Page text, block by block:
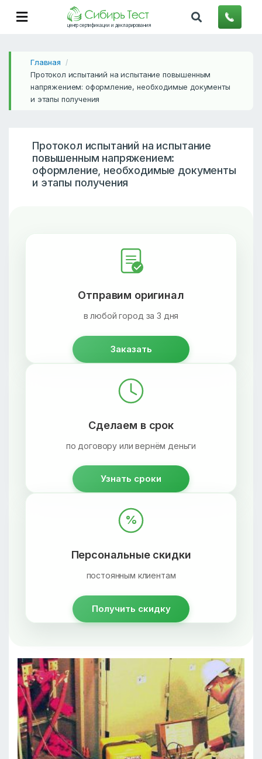
центр сертификации и декларирования
Главная /
Протокол испытаний на испытание повышенным
напряжением: оформление, необходимые документы
и этапы получения
Протокол испытаний на испытание
повышенным напряжением:
оформление, необходимые документы
и этапы получения
Отправим оригинал
в любой город за 3 дня
Заказать
Сделаем в срок
по договору или вернём деньги
Узнать сроки
%
Персональные скидки
постоянным клиентам
Получить скидку